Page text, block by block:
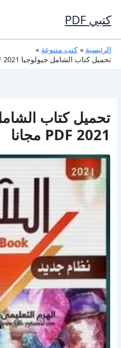
إلى
المحتوى
كتبي PDF
الرئيسية
كتب متنوعة
تحميل كتاب الشامل جيولوجيا 2021 PDF مجانا
تحميل كتاب
2021 PDF مجانا